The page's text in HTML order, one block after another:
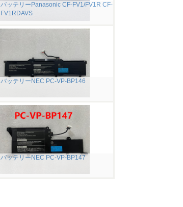
バッテリーPanasonic CF-FV1/FV1R CF-
FV1RDAVS
バッテリーNEC PC-VP-BP146
バッテリーNEC PC-VP-BP147